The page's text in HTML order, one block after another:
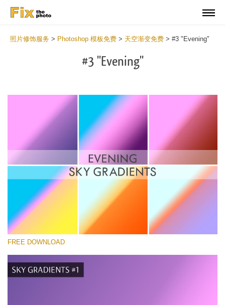
照片修饰服务 > Photoshop 模板免费 > 天空渐变免费 > #3 "Evening"
#3 "Evening"
FREE DOWNLOAD